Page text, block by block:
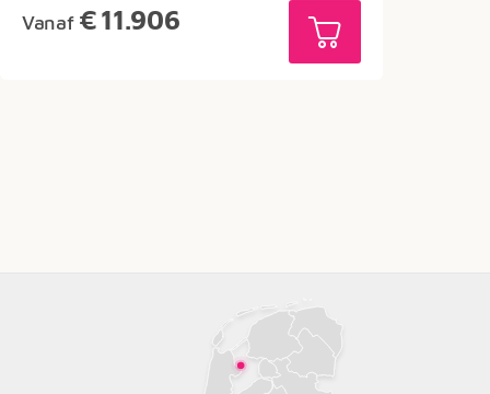
Vanaf €11.906